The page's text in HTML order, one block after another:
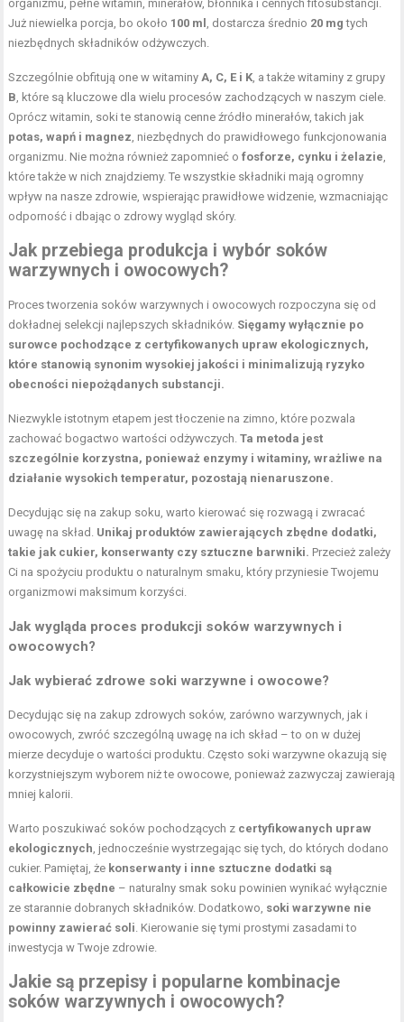
organizmu, pełne witamin, minerałów, błonnika i cennych fitosubstancji.
Już niewielka porcja, bo około 100 ml , dostarcza średnio 20 mg tych
niezbędnych składników odżywczych.
Szczególnie obfitują one w witaminy A, C, E i K , a także witaminy z grupy
B , które są kluczowe dla wielu procesów zachodzących w naszym ciele.
Oprócz witamin, soki te stanowią cenne źródło minerałów, takich jak
potas, wapń i magnez , niezbędnych do prawidłowego funkcjonowania
organizmu. Nie można również zapomnieć ofosforze, cynku i żelazie
które także w nich znajdziemy. Te wszystkie składniki mają ogromny
wpływ na nasze zdrowie, wspierając prawidłowe widzenie, wzmacniając
odporność i dbając o zdrowy wygląd skóry.
Jak przebiega produkcja i wybór soków
warzywnych i owocowych?
Proces tworzenia soków warzywnych i owocowych rozpoczyna się od
dokładnej selekcji najlepszych składników. Sięgamy wyłącznie po
surowce pochodzące z certyfikowanych upraw ekologicznych,
które stanowią synonim wysokiej jakości i minimalizują ryzyko
obecności niepożądanych substancji.
Niezwykle istotnym etapem jest tłoczenie na zimno, które pozwala
zachować bogactwo wartości odżywczych.Ta metoda jest
szczególnie korzystna, ponieważ enzymy i witaminy, wrażliwe na
działanie wysokich temperatur, pozostają nienaruszone.
Decydując się na zakup soku, warto kierować się rozwagą i zwracać
uwagę na skład. Unikaj produktów zawierających zbędne dodatki,
takie jak cukier, konserwanty czy sztuczne barwniki. Przecież zależy
Ci na spożyciu produktu o naturalnym smaku, który przyniesie Twojemu
organizmowi maksimum korzyści.
Jak wygląda proces produkcji soków warzywnych i
owocowych?
Jak wybierać zdrowe soki warzywne i owocowe?
Decydując się na zakup zdrowych soków, zarówno warzywnych, jak i
owocowych, zwróć szczególną uwagę na ich skład – to on w dużej
mierze decyduje o wartości produktu. Często soki warzywne okazują się
korzystniejszym wyborem niż te owocowe, ponieważ zazwyczaj zawierają
mniej kalorii.
Warto poszukiwać soków pochodzących z certyfikowanych upraw
ekologicznych , jednocześnie wystrzegając się tych, do których dodano
cukier. Pamiętaj, że konserwanty i inne sztuczne dodatki są
całkowicie zbędne – naturalny smak soku powinien wynikać wyłącznie
ze starannie dobranych składników. Dodatkowo, soki warzywne nie
powinny zawierać soli . Kierowanie się tymi prostymi zasadami to
inwestycja w Twoje zdrowie.
Jakie są przepisy i popularne kombinacje
soków warzywnych i owocowych?